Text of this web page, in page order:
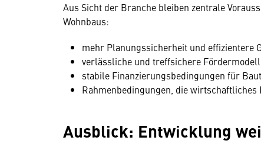
Aus Sicht der Branche bleiben zentrale
Wohnbaus:
mehr Planungssicherheit und effizientere
verlässliche und treffsichere
stabile Finanzierungsbedingungen für
Rahmenbedingungen, die wirtschaftliches
Ausblick: Entwicklung